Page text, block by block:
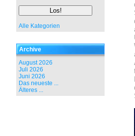
Alle Kategorien
Archive
August 2026
Juli 2026
Juni 2026
Das neueste ...
Älteres ...